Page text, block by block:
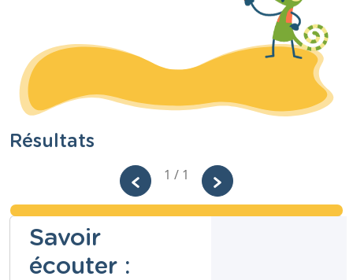
Résultats
1 / 1
Savoir
écouter :